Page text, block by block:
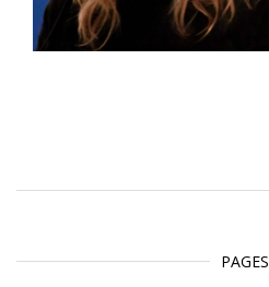
PAGES